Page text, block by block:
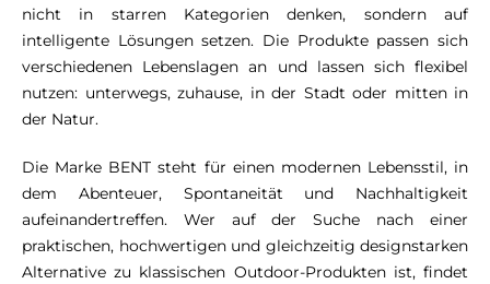
nicht in starren Kategorien denken, sondern auf
intelligente Lösungen setzen. Die Produkte passen sich
verschiedenen Lebenslagen an und lassen sich flexibel
nutzen: unterwegs, zuhause, in der Stadt oder mitten in
der Natur.
Die Marke BENT steht für einen modernen Lebensstil, in
dem Abenteuer, Spontaneität und Nachhaltigkeit
aufeinandertreffen. Wer auf der Suche nach einer
praktischen, hochwertigen und gleichzeitig designstarken
Alternative zu klassischen Outdoor-Produkten ist, findet